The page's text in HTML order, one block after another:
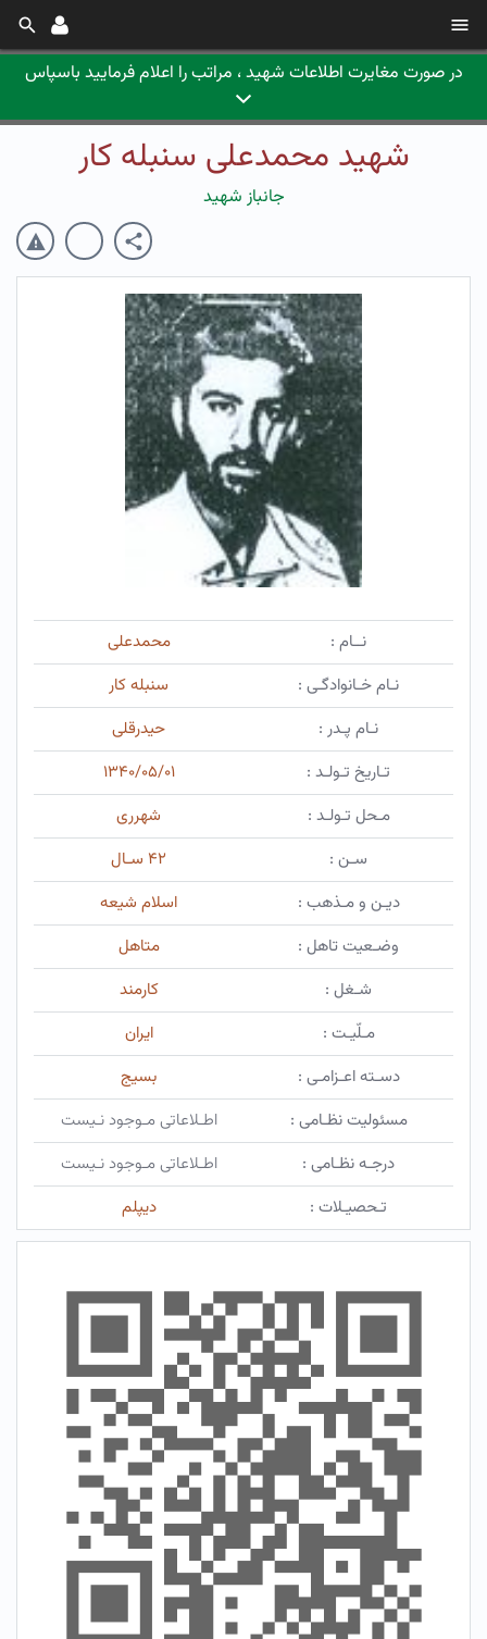
در صورت مغایرت اطلاعات شهید ، مراتب را اعلام فرمایید باسپاس
شهید محمدعلی سنبله کار
جانباز شهید
نــام :
محمدعلی
نـام خـانوادگـی :
سنبله کار
نـام پـدر :
حیدرقلی
تـاریخ تـولـد :
۱۳۴۰/۰۵/۰۱
مـحل تـولـد :
شهرری
سـن :
۴۲ سـال
دیـن و مـذهب :
اسلام شیعه
وضـعیت تاهل :
متاهل
شـغل :
کارمند
مـلّیـت :
ایران
دسـته اعـزامـی :
بسیج
مسئولیت نظـامی :
اطـلاعاتی مـوجود نـیست
درجـه نظـامی :
اطـلاعاتی مـوجود نـیست
تـحصیـلات :
دیپلم